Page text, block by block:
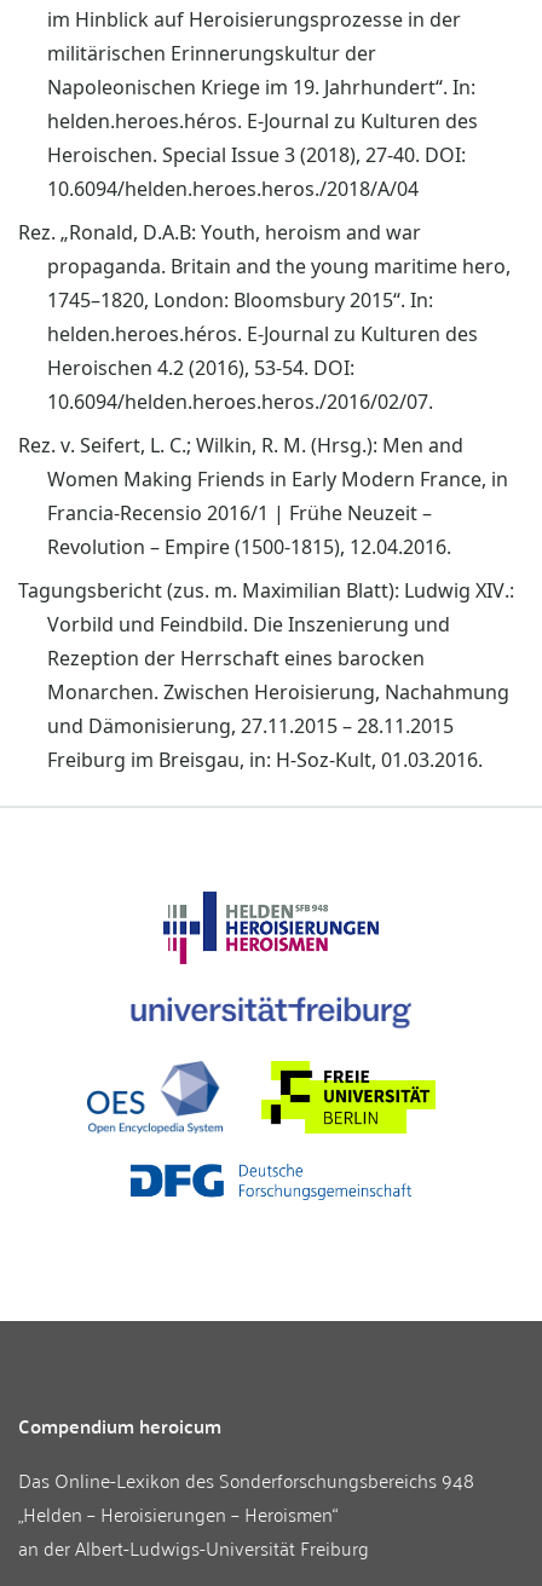
im Hinblick auf Heroisierungsprozesse in der
militärischen Erinnerungskultur der
Napoleonischen Kriege im 19. Jahrhundert“. In:
helden.heroes.héros. E-Journal zu Kulturen des
Heroischen. Special Issue 3 (2018), 27-40. DOI:
10.6094/helden.heroes.heros./2018/A/04
Rez. „Ronald, D.A.B: Youth, heroism and war
propaganda. Britain and the young maritime hero,
1745–1820, London: Bloomsbury 2015“. In:
helden.heroes.héros. E-Journal zu Kulturen des
Heroischen 4.2 (2016), 53-54. DOI:
10.6094/helden.heroes.heros./2016/02/07.
Rez. v. Seifert, L. C.; Wilkin, R. M. (Hrsg.): Men and
Women Making Friends in Early Modern France, in
Francia-Recensio 2016/1 | Frühe Neuzeit –
Revolution – Empire (1500-1815), 12.04.2016.
Tagungsbericht (zus. m. Maximilian Blatt): Ludwig XIV.:
Vorbild und Feindbild. Die Inszenierung und
Rezeption der Herrschaft eines barocken
Monarchen. Zwischen Heroisierung, Nachahmung
und Dämonisierung, 27.11.2015 – 28.11.2015
Freiburg im Breisgau, in: H-Soz-Kult, 01.03.2016.
Compendium heroicum
Das Online-Lexikon desSonderforschungsbereichs 948
„Helden – Heroisierungen – Heroismen“
an derAlbert-Ludwigs-Universität Freiburg